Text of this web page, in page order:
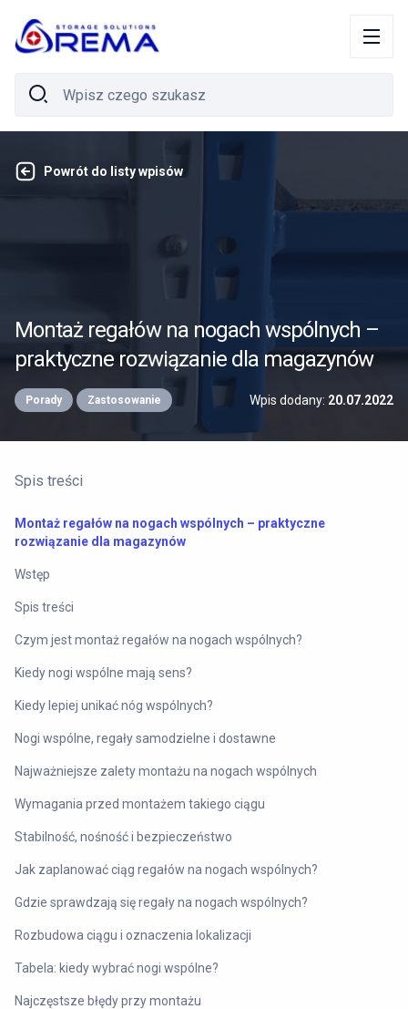
Powrót do listy wpisów
Montaż regałów na nogach wspólnych –
praktyczne rozwiązanie dla magazynów
Porady Zastosowanie Wpis dodany: 20.07.2022
Spis treści
Montaż regałów na nogach wspólnych – praktyczne
rozwiązanie dla magazynów
Wstęp
Spis treści
Czym jest montaż regałów na nogach wspólnych?
Kiedy nogi wspólne mają sens?
Kiedy lepiej unikać nóg wspólnych?
Nogi wspólne, regały samodzielne i dostawne
Najważniejsze zalety montażu na nogach wspólnych
Wymagania przed montażem takiego ciągu
Stabilność, nośność i bezpieczeństwo
Jak zaplanować ciąg regałów na nogach wspólnych?
Gdzie sprawdzają się regały na nogach wspólnych?
Rozbudowa ciągu i oznaczenia lokalizacji
Tabela: kiedy wybrać nogi wspólne?
Najczęstsze błędy przy montażu